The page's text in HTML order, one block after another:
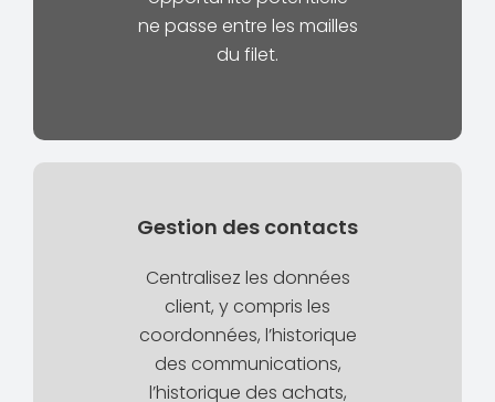
ne passe entre les mailles
du filet.
Gestion des contacts
Centralisez les données
client, y compris les
coordonnées, l’historique
des communications,
l’historique des achats,